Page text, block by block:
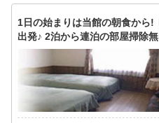
1日の始まりは当館の朝食から!
出発♪ 2泊から連泊の部屋掃除無